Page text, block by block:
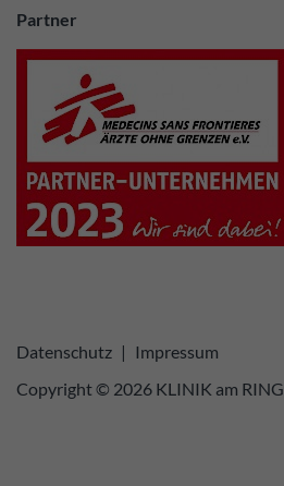
Partner
Datenschutz | Impressum
Copyright © 2026 KLINIK am RING